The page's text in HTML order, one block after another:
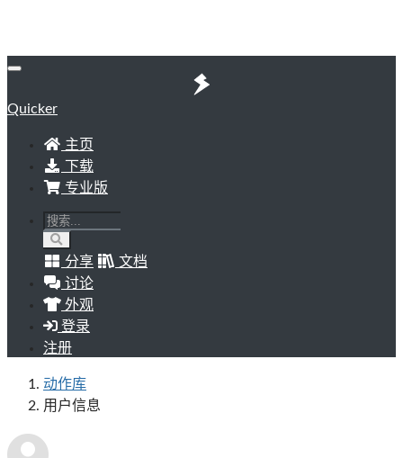
Quicker
主页
下载
专业版
分享
文档
讨论
外观
登录
注册
动作库
用户信息